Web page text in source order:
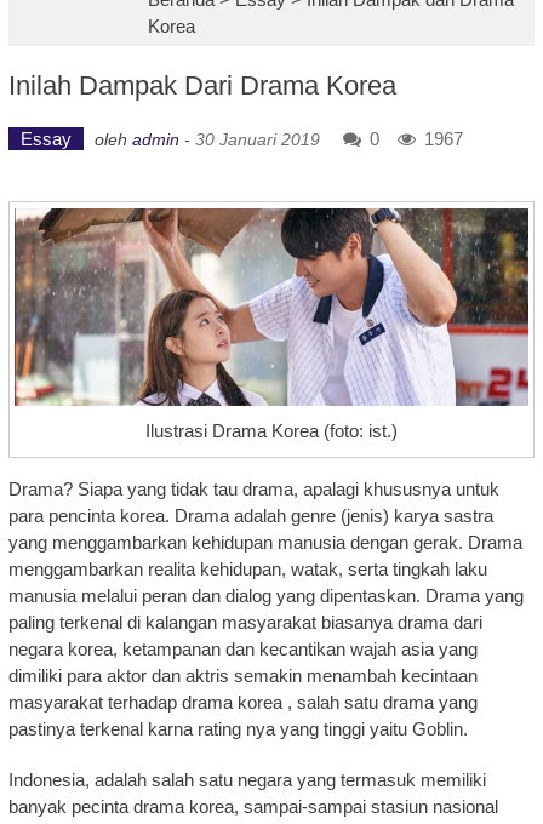
Korea
Inilah Dampak Dari Drama Korea
Essay oleh admin - 30 Januari 2019 0 1967
Ilustrasi Drama Korea (foto: ist.)
Drama? Siapa yang tidak tau drama, apalagi khususnya untuk
para pencinta korea. Drama adalah genre (jenis) karya sastra
yang menggambarkan kehidupan manusia dengan gerak. Drama
menggambarkan realita kehidupan, watak, serta tingkah laku
manusia melalui peran dan dialog yang dipentaskan. Drama yang
paling terkenal di kalangan masyarakat biasanya drama dari
negara korea, ketampanan dan kecantikan wajah asia yang
dimiliki para aktor dan aktris semakin menambah kecintaan
masyarakat terhadap drama korea , salah satu drama yang
pastinya terkenal karna rating nya yang tinggi yaitu Goblin.
Indonesia, adalah salah satu negara yang termasuk memiliki
banyak pecinta drama korea, sampai-sampai stasiun nasional